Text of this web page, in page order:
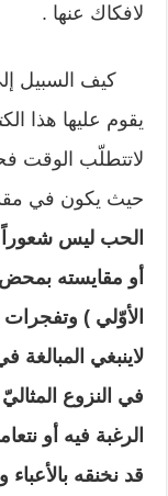
لافكاك عنها .
كيف السبيل
يقوم عليها هذا
لاتتطلّب الوقت
حيث يكون في
الحب ليس شعوراً
أو مقايسته بمحض
الأوّلي )
لاينبغي
في النزوع
الرغبة فيه أو
قد نخنقه